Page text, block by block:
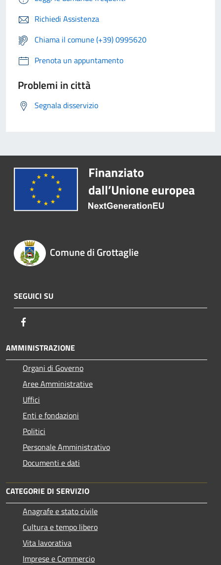
Richiedi Assistenza
Chiama il comune (+39) 0995620
Prenota un appuntamento
Problemi in città
Segnala disservizio
Comune di Grottaglie
SEGUICI SU
AMMINISTRAZIONE
Organi di Governo
Aree Amministrative
Uffici
Enti e fondazioni
Politici
Personale Amministrativo
Documenti e dati
CATEGORIE DI SERVIZIO
Anagrafe e stato civile
Cultura e tempo libero
Vita lavorativa
Imprese e Commercio